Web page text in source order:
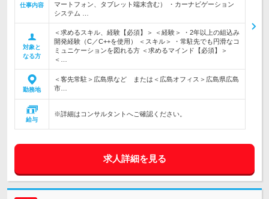
仕事内容
マートフォン、タブレット端末含む） ・カーナビゲーション
システム …
対象と
なる方
＜求めるスキル、経験【必須】＞ ＜経験＞ ・2年以上の組込み
開発経験（C／C++を使用） ＜スキル＞ ・常駐先でも円滑なコ
ミュニケーションを図れる方 ＜求めるマインド【必須】＞
＜…
勤務地
＜客先常駐＞広島県など または＜広島オフィス＞広島県広島
市…
給与
※詳細はコンサルタントへご確認ください。
求人詳細を見る